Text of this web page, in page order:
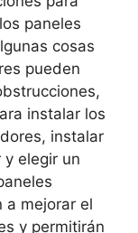
paneles
cosas
pueden
instalar los
instalar
elegir un
a mejorar el
y permitirán